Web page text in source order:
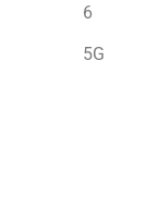
6
5G